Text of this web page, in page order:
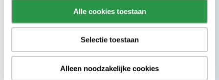
Alle cookies toestaan
Selectie toestaan
Alleen noodzakelijke cookies